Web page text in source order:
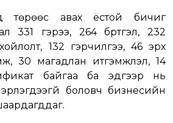
төрөөс авах ёстой бичиг
331 гэрээ, 264 бүртгэл, 232
132 гэрчилгээ, 46 эрх
30 магадлан итгэмжлэл, 14
байгаа ба эдгээр нь
боловч бизнесийн